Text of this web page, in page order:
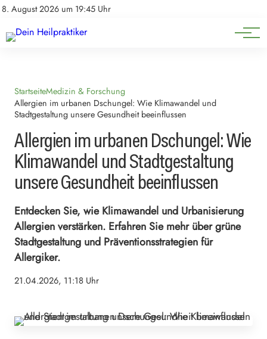
8. August 2026 um 19:45 Uhr
Impressum
Natürliche Medizin
Heilpflanzen & Kräuterkunde
StartseiteMedizin & Forschung
Allergien im urbanen Dschungel: Wie Klimawandel und
Stadtgestaltung unsere Gesundheit beeinflussen
Allergien im urbanen Dschungel: Wie
Klimawandel und Stadtgestaltung
unsere Gesundheit beeinflussen
Entdecken Sie, wie Klimawandel und Urbanisierung
Allergien verstärken. Erfahren Sie mehr über grüne
Stadtgestaltung und Präventionsstrategien für
Allergiker.
21.04.2026, 11:18 Uhr